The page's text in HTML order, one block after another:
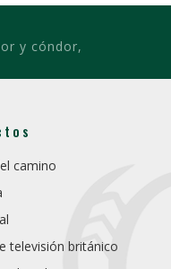
y cóndor,
camino
televisión británico